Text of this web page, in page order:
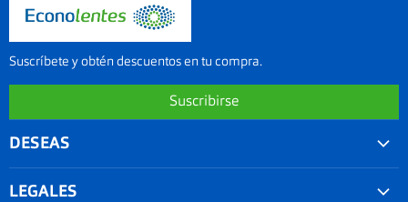
Suscríbete y obtén descuentos en tu compra.
Suscribirse
DESEAS
LEGALES